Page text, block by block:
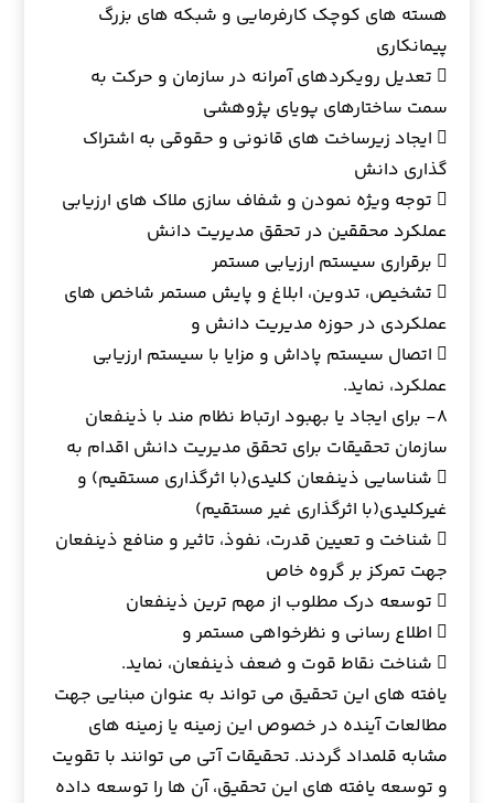
هسته های کوچک کارفرمایی و شبکه های بزرگ
پیمانکاری
 تعدیل رویکردهای آمرانه در سازمان و حرکت به
سمت ساختارهای پویای پژوهشی
 ایجاد زیرساخت های قانونی و حقوقی به اشتراک
گذاری دانش
 توجه ویژه نمودن و شفاف سازی ملاک های ارزیابی
عملکرد محققین در تحقق مدیریت دانش
 برقراری سیستم ارزیابی مستمر
 تشخیص، تدوین، ابلاغ و پایش مستمر شاخص های
عملکردی در حوزه مدیریت دانش و
 اتصال سیستم پاداش و مزایا با سیستم ارزیابی
عملکرد، نماید.
۸- برای ایجاد یا بهبود ارتباط نظام مند با ذینفعان
سازمان تحقیقات برای تحقق مدیریت دانش اقدام به
 شناسایی ذینفعان کلیدی(با اثرگذاری مستقیم) و
غیرکلیدی(با اثرگذاری غیر مستقیم)
 شناخت و تعیین قدرت، نفوذ، تاثیر و منافع ذینفعان
جهت تمرکز بر گروه خاص
 توسعه درک مطلوب از مهم ترین ذینفعان
 اطلاع رسانی و نظرخواهی مستمر و
 شناخت نقاط قوت و ضعف ذینفعان، نماید.
یافته های این تحقیق می تواند به عنوان مبنایی جهت
مطالعات آینده در خصوص این زمینه یا زمینه های
مشابه قلمداد گردند. تحقیقات آتی می توانند با تقویت
و توسعه یافته های این تحقیق، آن ها را توسعه داده